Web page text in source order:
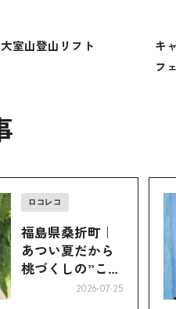
大室山登山リフト
キ
フ
ロコレコ
福島県桑折町｜
あつい夏だから
桃づくしの”こお
2026-07-25